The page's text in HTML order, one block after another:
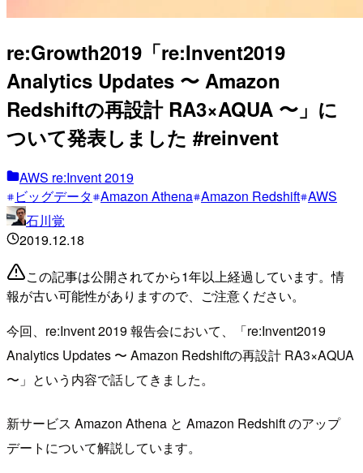
re:Growth2019「re:Invent2019
Analytics Updates 〜 Amazon
Redshiftの再設計 RA3×AQUA 〜」に
ついて発表しました #reinvent
AWS re:Invent 2019
ビッグデータ Amazon Athena Amazon Redshift AWS
石川覚
2019.12.18
この記事は公開されてから1年以上経過しています。情
報が古い可能性がありますので、ご注意ください。
今回、re:Invent 2019 報告会において、「re:Invent2019
Analytics Updates 〜 Amazon Redshiftの再設計 RA3×AQUA
〜」という内容で話してきました。
新サービス Amazon Athena と Amazon Redshift のアップ
デートについて解説しています。